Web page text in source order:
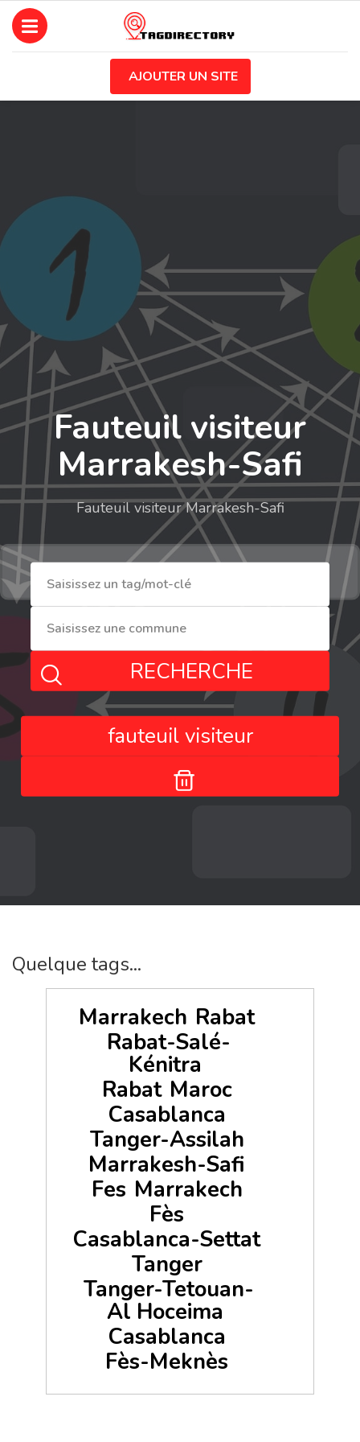
AJOUTER UN SITE
Fauteuil visiteur
Marrakesh-Safi
Fauteuil visiteur Marrakesh-Safi
RECHERCHE
fauteuil visiteur
Quelque tags...
Marrakech Rabat
Rabat-Salé-
Kénitra
Rabat Maroc
Casablanca
Tanger-Assilah
Marrakesh-Safi
Fes Marrakech
Fès
Casablanca-Settat
Tanger
Tanger-Tetouan-
Al Hoceima
Casablanca
Fès-Meknès